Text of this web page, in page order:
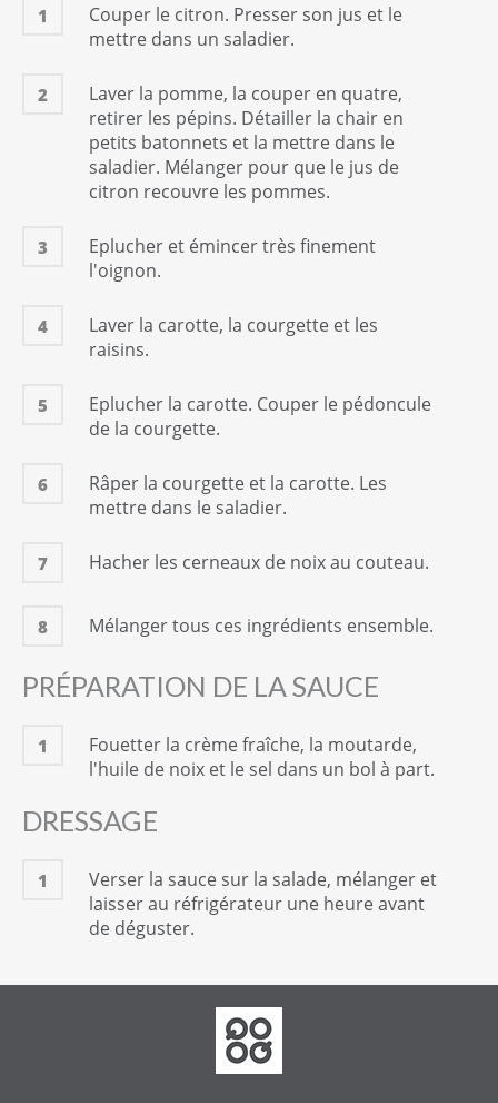
Huile de noix
3 c. à soupe
Sel
Quantité suffisante
1
Couper le citron. Presser son jus et le
mettre dans un saladier.
2
Laver la pomme, la couper en quatre,
retirer les pépins. Détailler la chair en
petits batonnets et la mettre dans le
saladier. Mélanger pour que le jus de
citron recouvre les pommes.
3
Eplucher et émincer très finement
l'oignon.
4
Laver la carotte, la courgette et les
raisins.
5
Eplucher la carotte. Couper le pédoncule
de la courgette.
6
Râper la courgette et la carotte. Les
mettre dans le saladier.
7 Hacher les cerneaux de noix au couteau.
8 Mélanger tous ces ingrédients ensemble.
PRÉPARATION DE LA SAUCE
1
Fouetter la crème fraîche, la moutarde,
l'huile de noix et le sel dans un bol à part.
DRESSAGE
1
Verser la sauce sur la salade, mélanger et
laisser au réfrigérateur une heure avant
de déguster.